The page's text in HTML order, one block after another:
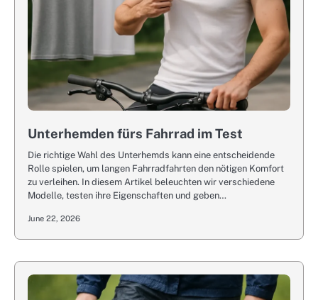
Unterhemden fürs Fahrrad im Test
Die richtige Wahl des Unterhemds kann eine entscheidende
Rolle spielen, um langen Fahrradfahrten den nötigen Komfort
zu verleihen. In diesem Artikel beleuchten wir verschiedene
Modelle, testen ihre Eigenschaften und geben…
June 22, 2026